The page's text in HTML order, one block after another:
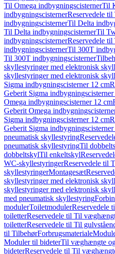
Til Omega indbygningscisternerTil
indbygningscisternerReservedele
indbygningscisternerTil Delta
Til Delta indbygningscisternerTil
indbygningscisternerReservedele
indbygningscisternerTil 300T
Til 300T indbygningscisterner
skyllestyringer med elektronisk
skyllestyringer med elektronisk
Sigma indbygningscisterner 12 cm
Geberit Sigma
Omega indbygningscisterner 12 cm
Geberit Omega
Sigma indbygningscisterner 12 cm
Geberit Sigma
pneumatisk skyllestyring
pneumatisk skyllestyringTil
dobbeltskylTil enkeltskyl
WC-skyllestyringerReservedele til
skyllestyringerMontagesæt
skyllestyringer med elektronisk
skyllestyringer med elektronisk
med pneumatisk skyllestyring
modulerToiletmodulerReservedele
toiletterReservedele til Til
toiletterReservedele til Til
til TilbehørForbrugsmateriale
Moduler til bideterTil væghængte
bideterReservedele til Til